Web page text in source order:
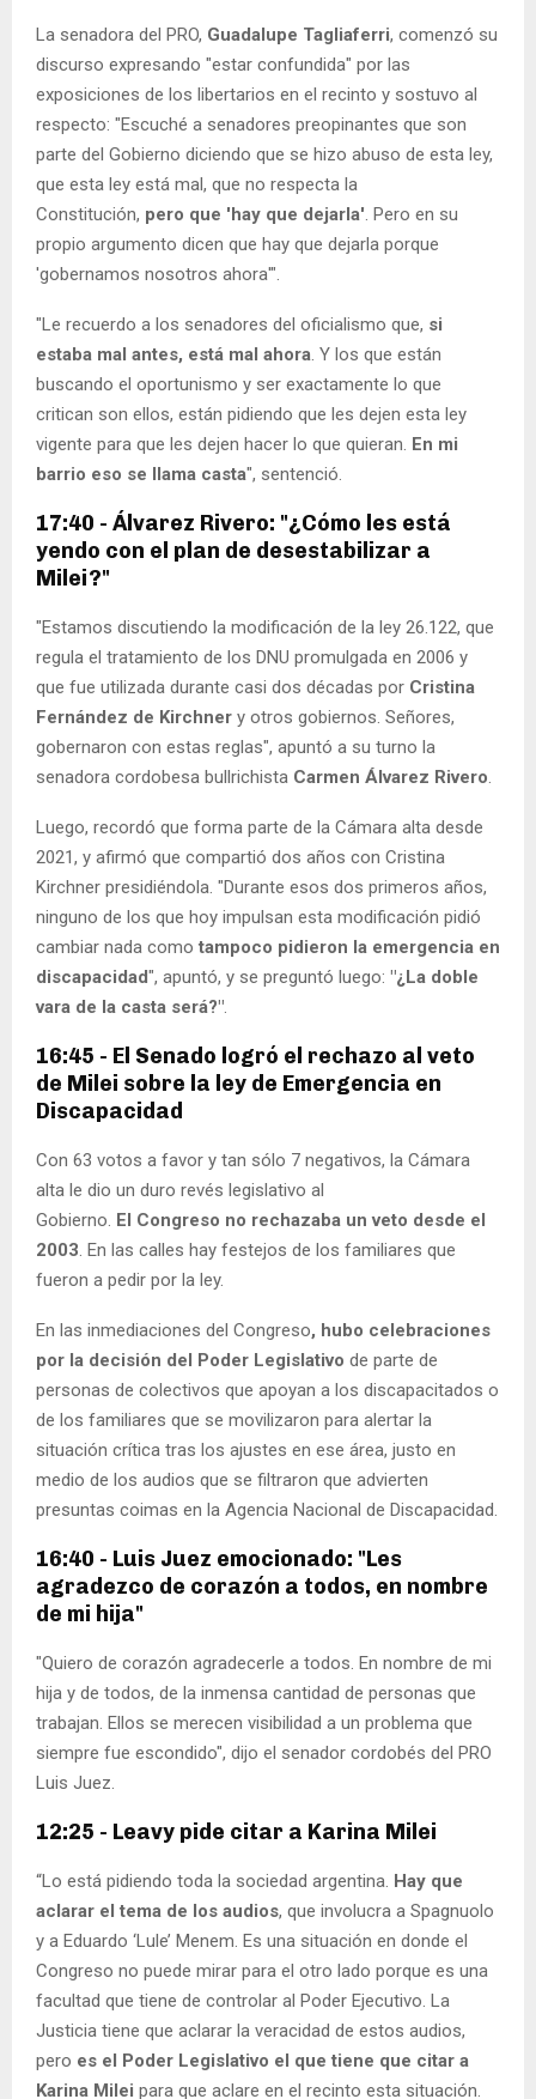
La senadora del PRO, Guadalupe Tagliaferri, comenzó su
discurso expresando "estar confundida" por las
exposiciones de los libertarios en el recinto y sostuvo al
respecto: "Escuché a senadores preopinantes que son
parte del Gobierno diciendo que se hizo abuso de esta ley,
que esta ley está mal, que no respecta la
Constitución, pero que 'hay que dejarla'. Pero en su
propio argumento dicen que hay que dejarla porque
'gobernamos nosotros ahora'".
"Le recuerdo a los senadores del oficialismo que, si
estaba mal antes, está mal ahora. Y los que están
buscando el oportunismo y ser exactamente lo que
critican son ellos, están pidiendo que les dejen esta ley
vigente para que les dejen hacer lo que quieran. En mi
barrio eso se llama casta", sentenció.
17:40 - Álvarez Rivero: "¿Cómo les está
yendo con el plan de desestabilizar a
Milei?"
"Estamos discutiendo la modificación de la ley 26.122, que
regula el tratamiento de los DNU promulgada en 2006 y
que fue utilizada durante casi dos décadas por Cristina
Fernández de Kirchner y otros gobiernos. Señores,
gobernaron con estas reglas", apuntó a su turno la
senadora cordobesa bullrichista Carmen Álvarez Rivero.
Luego, recordó que forma parte de la Cámara alta desde
2021, y afirmó que compartió dos años con Cristina
Kirchner presidiéndola. "Durante esos dos primeros años,
ninguno de los que hoy impulsan esta modificación pidió
cambiar nada como tampoco pidieron la emergencia en
discapacidad", apuntó, y se preguntó luego: "¿La doble
vara de la casta será?".
16:45 - El Senado logró el rechazo al veto
de Milei sobre la ley de Emergencia en
Discapacidad
Con 63 votos a favor y tan sólo 7 negativos, la Cámara
alta le dio un duro revés legislativo al
Gobierno. El Congreso no rechazaba un veto desde el
2003. En las calles hay festejos de los familiares que
fueron a pedir por la ley.
En las inmediaciones del Congreso, hubo celebraciones
por la decisión del Poder Legislativo de parte de
personas de colectivos que apoyan a los discapacitados o
de los familiares que se movilizaron para alertar la
situación crítica tras los ajustes en ese área, justo en
medio de los audios que se filtraron que advierten
presuntas coimas en la Agencia Nacional de Discapacidad.
16:40 - Luis Juez emocionado: "Les
agradezco de corazón a todos, en nombre
de mi hija"
"Quiero de corazón agradecerle a todos. En nombre de mi
hija y de todos, de la inmensa cantidad de personas que
trabajan. Ellos se merecen visibilidad a un problema que
siempre fue escondido", dijo el senador cordobés del PRO
Luis Juez.
12:25 - Leavy pide citar a Karina Milei
“Lo está pidiendo toda la sociedad argentina. Hay que
aclarar el tema de los audios, que involucra a Spagnuolo
y a Eduardo ‘Lule’ Menem. Es una situación en donde el
Congreso no puede mirar para el otro lado porque es una
facultad que tiene de controlar al Poder Ejecutivo. La
Justicia tiene que aclarar la veracidad de estos audios,
pero es el Poder Legislativo el que tiene que citar a
Karina Milei para que aclare en el recinto esta situación.